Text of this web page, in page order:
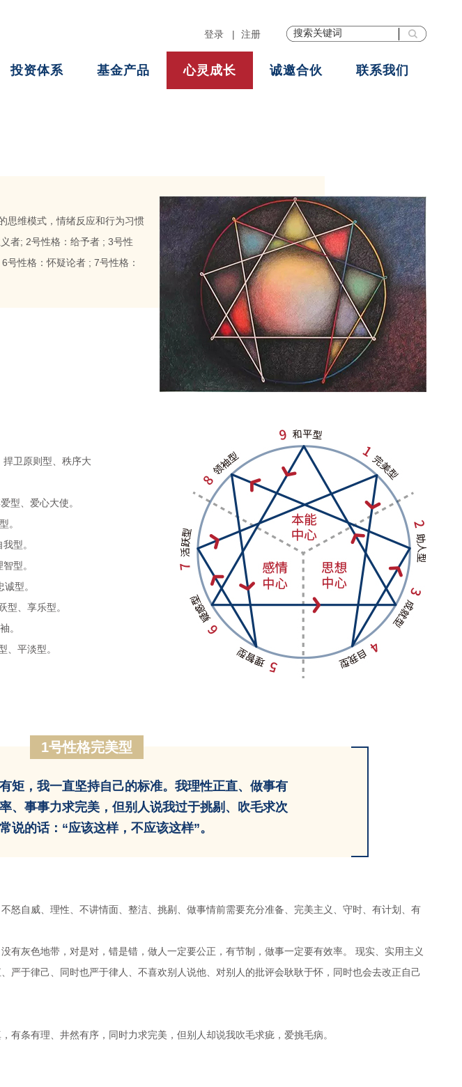
登录 | 注册
投资体系 基金产品 心灵成长 诚邀合伙 联系我们
思维模式，情绪反应和行为习惯
者; 2号性格：给予者 ; 3号性
号性格：怀疑论者 ; 7号性格：
卫原则型、秩序大
型、爱心大使。
。
型。
型。
型。
型、享乐型。
。
、平淡型。
1号性格完美型
矩，我一直坚持自己的标准。我理性正直、做事有
、事事力求完美，但别人说我过于挑剔、吹毛求次
说的话：“应该这样，不应该这样”。
怒自威、理性、不讲情面、整洁、挑剔、做事情前需要充分准备、完美主义、守时、有计划、有
有灰色地带，对是对，错是错，做人一定要公正，有节制，做事一定要有效率。 现实、实用主义
严于律己、同时也严于律人、不喜欢别人说他、对别人的批评会耿耿于怀，同时也会去改正自己
条有理、井然有序，同时力求完美，但别人却说我吹毛求疵，爱挑毛病。